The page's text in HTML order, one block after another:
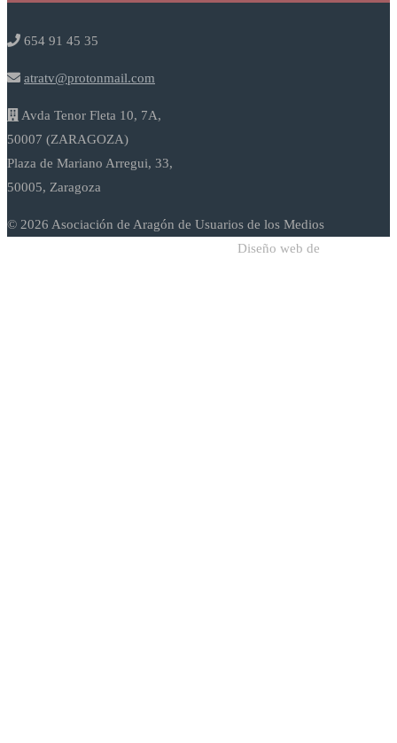
654 91 45 35
atratv@protonmail.com
Avda Tenor Fleta 10, 7A,
50007 (ZARAGOZA)
Plaza de Mariano Arregui, 33,
50005, Zaragoza
© 2026 Asociación de Aragón de Usuarios de los Medios
Diseño web de